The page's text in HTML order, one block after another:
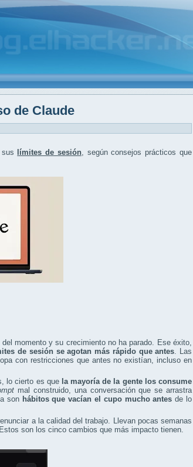
de Claude
límites de sesión, según consejos prácticos que
momento y su crecimiento no ha parado. Ese éxito,
de sesión se agotan más rápido que antes . Las
con restricciones que antes no existían, incluso en
lo cierto es que la mayoría de la gente los consume
mal construido, una conversación que se arrastra
son hábitos que vacían el cupo mucho antes de lo
a la calidad del trabajo. Llevan pocas semanas
son los cinco cambios que más impacto tienen.